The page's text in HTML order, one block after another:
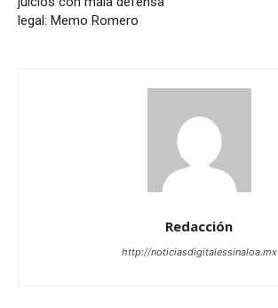
legal: Memo Romero
Redacción
http://noticiasdigitalessinaloa.mx